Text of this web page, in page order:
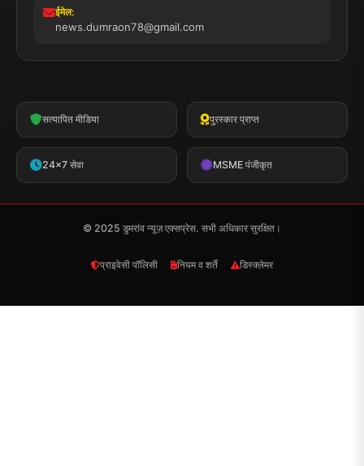
ईमेल:
news.dumraon78@gmail.com
सत्यापित मीडिया पुरस्कार प्राप्त
24x7 सेवा MSME पंजीकृत
© 2025 डुमरांव न्यूज़ एक्सप्रेस. सभी अधिकार सुरक्षित।
प्राइवेसी पॉलिसी नियम व शर्तें डिस्क्लेमर